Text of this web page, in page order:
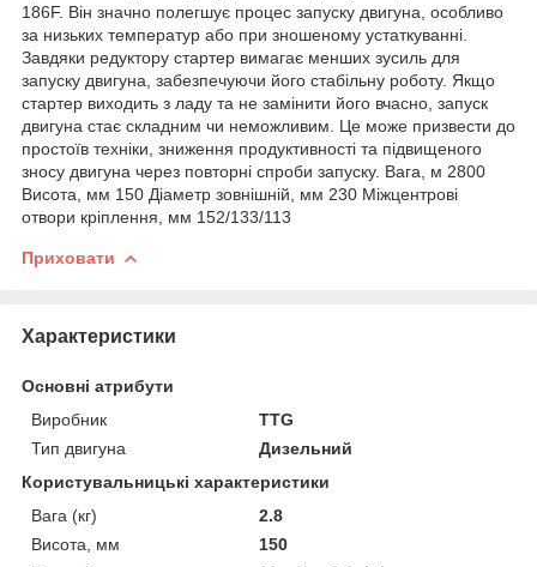
186F. Він значно полегшує процес запуску двигуна, особливо
за низьких температур або при зношеному устаткуванні.
Завдяки редуктору стартер вимагає менших зусиль для
запуску двигуна, забезпечуючи його стабільну роботу. Якщо
стартер виходить з ладу та не замінити його вчасно, запуск
двигуна стає складним чи неможливим. Це може призвести до
простоїв техніки, зниження продуктивності та підвищеного
зносу двигуна через повторні спроби запуску. Вага, м 2800
Висота, мм 150 Діаметр зовнішній, мм 230 Міжцентрові
отвори кріплення, мм 152/133/113
Приховати
Характеристики
Основні атрибути
Виробник
TTG
Тип двигуна
Дизельний
Користувальницькі характеристики
Вага (кг)
2.8
Висота, мм
150